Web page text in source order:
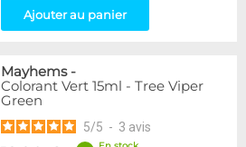
Ajouter au panier
Mayhems-
Colorant Vert 15ml - Tree Viper
Green
5/5 - 3 avis